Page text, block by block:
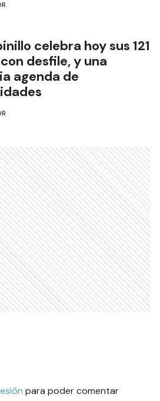
celebra hoy sus 121
desfile, y una
agenda de
para poder comentar